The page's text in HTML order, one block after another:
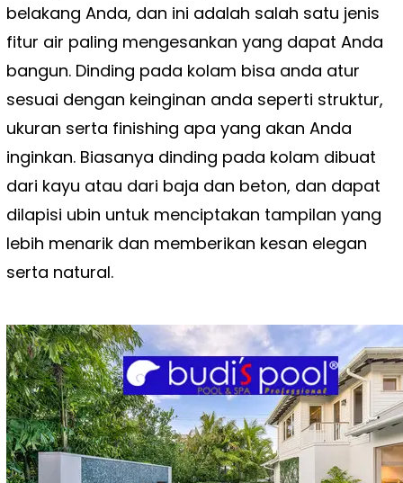
belakang Anda, dan ini adalah salah satu jenis
fitur air paling mengesankan yang dapat Anda
bangun. Dinding pada kolam bisa anda atur
sesuai dengan keinginan anda seperti struktur,
ukuran serta finishing apa yang akan Anda
inginkan. Biasanya dinding pada kolam dibuat
dari kayu atau dari baja dan beton, dan dapat
dilapisi ubin untuk menciptakan tampilan yang
lebih menarik dan memberikan kesan elegan
serta natural.